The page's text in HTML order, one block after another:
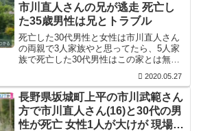
市川直人さんの兄が逃走 死亡し
た35歳男性は兄とトラブル
死亡した30代男性と女性は市川直人さん
の両親で3人家族やと思ってたら、5人家
族で死亡した30代男性はこの家とは無関
中やと思ったけど、とんでもない事件に
なりましたな。
2020.05.27
長野県坂城町上平の市川武範さん
方で市川直人さん(16)と30代の男
性が死亡 女性1人が大けが 現場に